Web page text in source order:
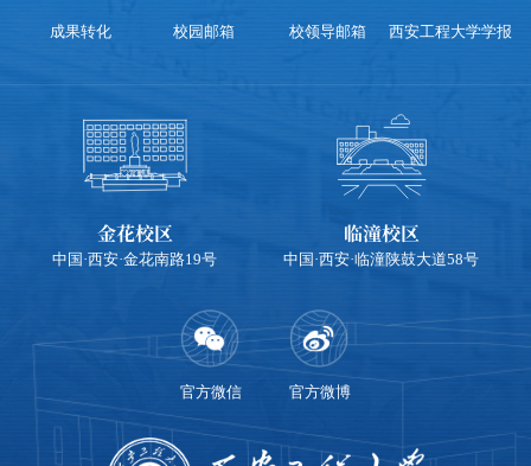
校园邮箱 校领导邮箱 西安工程大学学报 信息公开
金花校区
中国·西安·金花南路19号
临潼校区
中国·西安·临潼陕鼓大道58号
官方微信 官方微博